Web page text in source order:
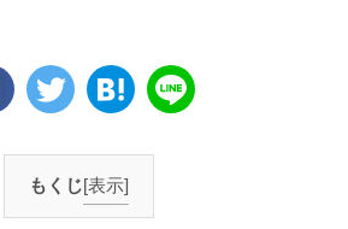
もくじ[表示]